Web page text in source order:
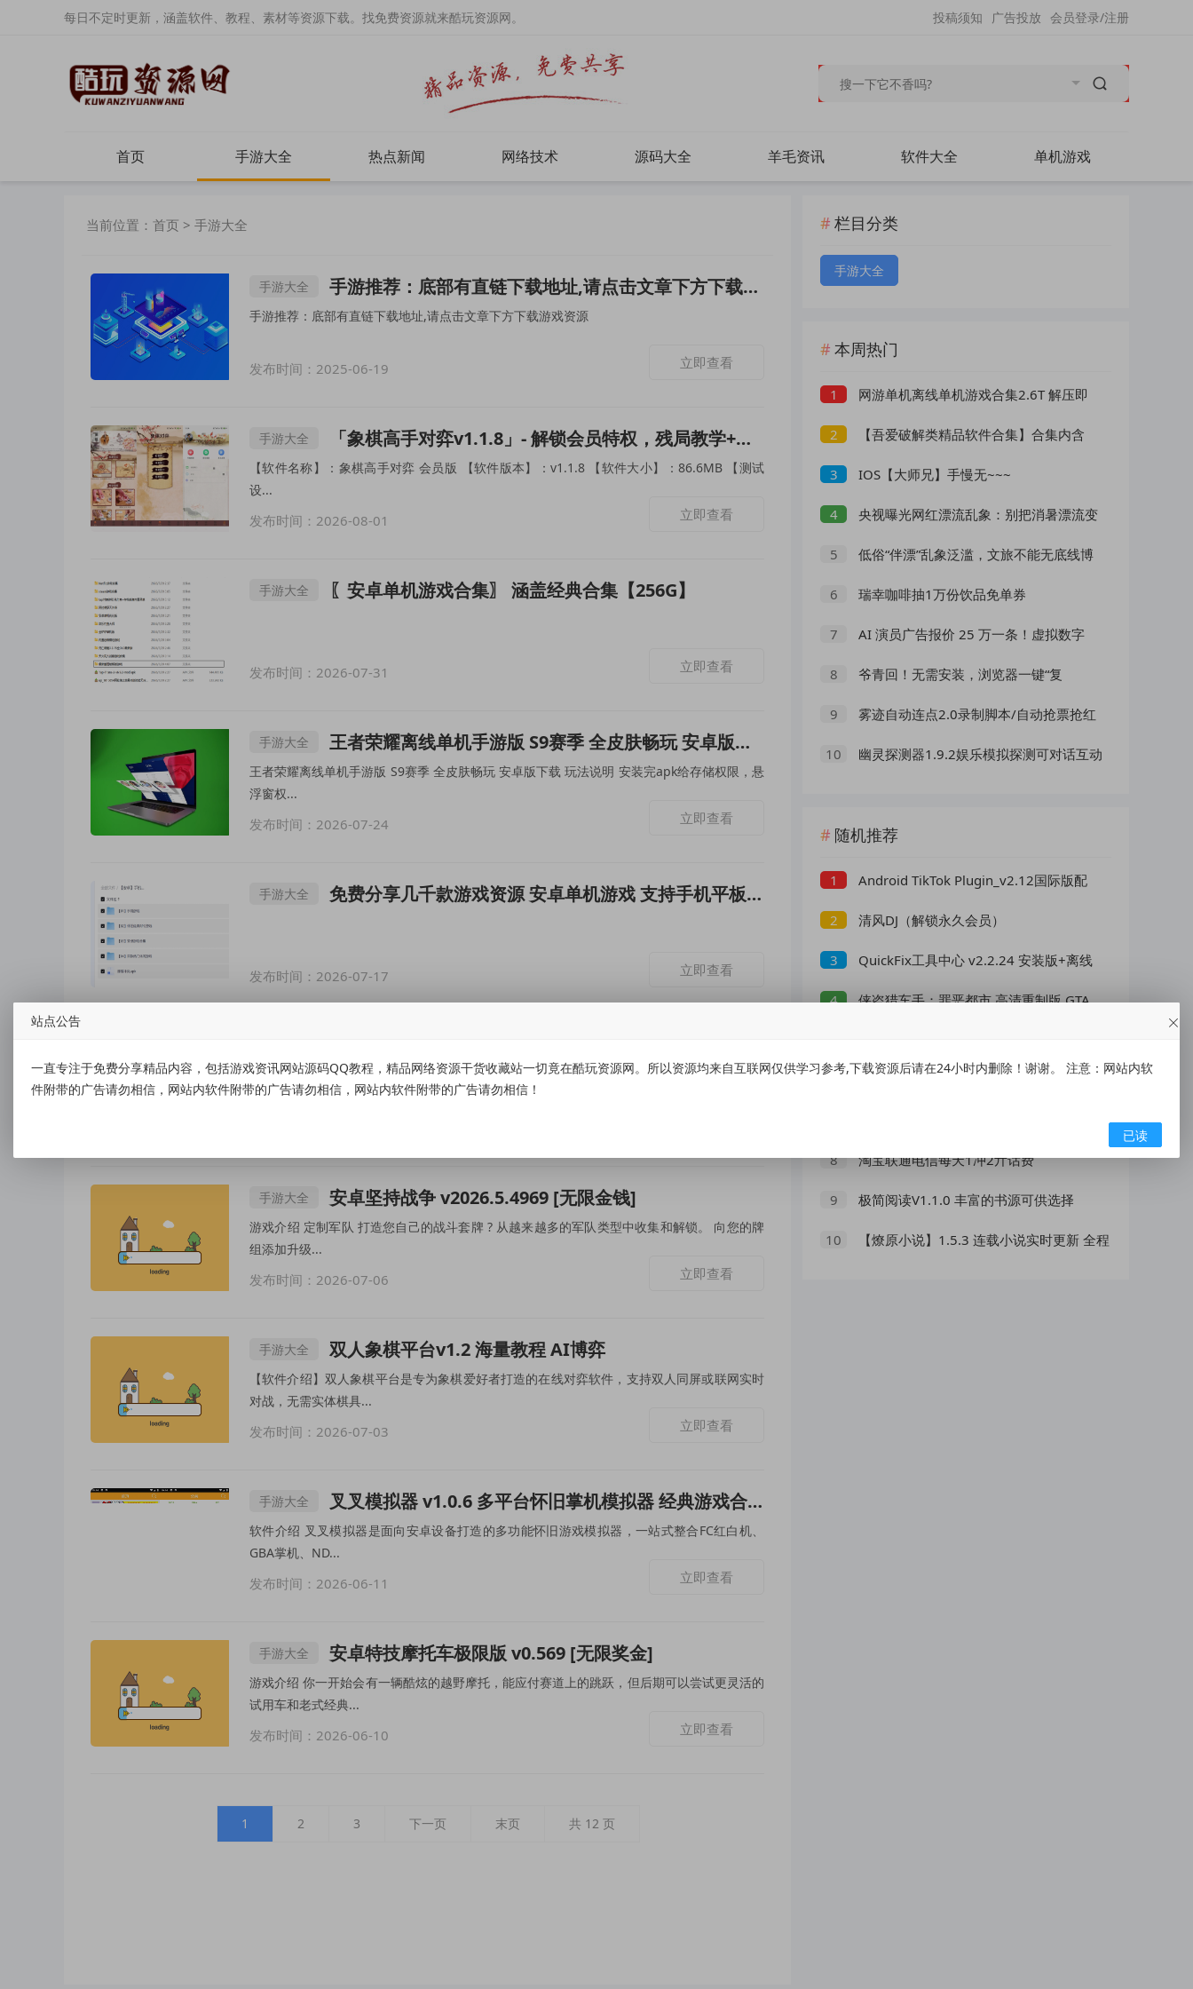
每日不定时更新，涵盖软件、教程、素材等资源下载。找免费资源就来酷玩资源网。 会员登录/注册
广告投放
投稿须知
首页 手游大全 热点新闻 网络技术 源码大全 羊毛资讯 软件大全 单机游戏
当前位置： 首页 > 手游大全
手游大全 手游推荐：底部有直链下载地址,请点击文章下方下载游戏资源
手游推荐：底部有直链下载地址,请点击文章下方下载游戏资源
发布时间：2025-06-19 立即查看
手游大全 ‌「象棋高手对弈v1.1.8」- 解锁会员特权，残局教学+真人实战！‌
【软件名称】：象棋高手对弈 会员版 【软件版本】：v1.1.8 【软件大小】：86.6MB 【测试
设...
发布时间：2026-08-01 立即查看
手游大全 〖安卓单机游戏合集〗 涵盖经典合集【256G】
发布时间：2026-07-31 立即查看
手游大全 王者荣耀离线单机手游版 S9赛季 全皮肤畅玩 安卓版下载
王者荣耀离线单机手游版 S9赛季 全皮肤畅玩 安卓版下载 玩法说明 安装完apk给存储权限，悬
浮窗权...
发布时间：2026-07-24 立即查看
手游大全 免费分享几千款游戏资源 安卓单机游戏 支持手机平板可用安卓游戏网盘下载
发布时间：2026-07-17 立即查看
手游大全 安卓坚持战争 v2026.5.4969 [无限金钱]
游戏介绍 定制军队 打造您自己的战斗套牌 ? 从越来越多的军队类型中收集和解锁。 向您的牌
组添加升级...
发布时间：2026-07-06 立即查看
手游大全 双人象棋平台v1.2 海量教程 AI博弈
【软件介绍】双人象棋平台是专为象棋爱好者打造的在线对弈软件，支持双人同屏或联网实时
对战，无需实体棋具...
发布时间：2026-07-03 立即查看
手游大全 叉叉模拟器 v1.0.6 多平台怀旧掌机模拟器 经典游戏合集
软件介绍 叉叉模拟器是面向安卓设备打造的多功能怀旧游戏模拟器，一站式整合FC红白机、
GBA掌机、ND...
发布时间：2026-06-11 立即查看
手游大全 安卓特技摩托车极限版 v0.569 [无限奖金]
游戏介绍 你一开始会有一辆酷炫的越野摩托，能应付赛道上的跳跃，但后期可以尝试更灵活的
试用车和老式经典...
发布时间：2026-06-10 立即查看
1 2 3 下一页 末页 共 12 页
栏目分类
手游大全
本周热门
1
网游单机离线单机游戏合集2.6T 解压即
玩 网盘下载 一键端免安装免配置
2
【吾爱破解类精品软件合集】合集内含
2000 +实用工具 【1.5GB】
3 IOS【大师兄】手慢无~~~
4
央视曝光网红漂流乱象：别把消暑漂流变
5
低俗“伴漂”乱象泛滥，文旅不能无底线博
6 瑞幸咖啡抽1万份饮品免单券
7
AI 演员广告报价 25 万一条！虚拟数字
8
爷青回！无需安装，浏览器一键“复
9
雾迹自动连点2.0录制脚本/自动抢票抢红
10 幽灵探测器1.9.2娱乐模拟探测可对话互动
随机推荐
1
Android TikTok Plugin_v2.12国际版配
套插件
2 清风DJ（解锁永久会员）
3
QuickFix工具中心 v2.2.24 安装版+离线
版
4 侠盗猎车手：罪恶都市 高清重制版 GTA
Theft Auto
幸运破解器 Lucky Patcher v11.9.0 官方最
8 淘宝联通电信每天1冲2亓话费
9 极简阅读V1.1.0 丰富的书源可供选择
10
【燎原小说】1.5.3 连载小说实时更新 全程
站点公告
一直专注于免费分享精品内容，包括游戏资讯网站源码QQ教程，精品网络资源干货收藏站一切竟在酷玩资源网。所以资源均来自互联网仅供学习参考,下载资源后请在24小时内删除！谢谢。 注意：网站内软
件附带的广告请勿相信，网站内软件附带的广告请勿相信，网站内软件附带的广告请勿相信！
已读